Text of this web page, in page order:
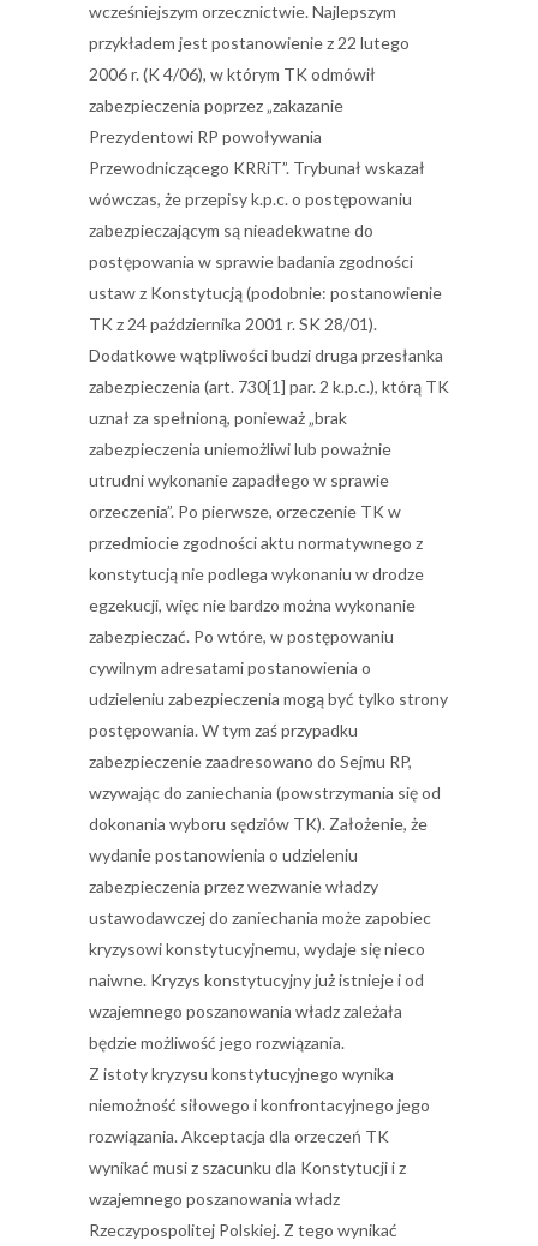
wcześniejszym orzecznictwie. Najlepszym
przykładem jest postanowienie z 22 lutego
2006 r. (K 4/06), w którym TK odmówił
zabezpieczenia poprzez „zakazanie
Prezydentowi RP powoływania
Przewodniczącego KRRiT”. Trybunał wskazał
wówczas, że przepisy k.p.c. o postępowaniu
zabezpieczającym są nieadekwatne do
postępowania w sprawie badania zgodności
ustaw z Konstytucją (podobnie: postanowienie
TK z 24 października 2001 r. SK 28/01).
Dodatkowe wątpliwości budzi druga przesłanka
zabezpieczenia (art. 730[1] par. 2 k.p.c.), którą TK
uznał za spełnioną, ponieważ „brak
zabezpieczenia uniemożliwi lub poważnie
utrudni wykonanie zapadłego w sprawie
orzeczenia”. Po pierwsze, orzeczenie TK w
przedmiocie zgodności aktu normatywnego z
konstytucją nie podlega wykonaniu w drodze
egzekucji, więc nie bardzo można wykonanie
zabezpieczać. Po wtóre, w postępowaniu
cywilnym adresatami postanowienia o
udzieleniu zabezpieczenia mogą być tylko strony
postępowania. W tym zaś przypadku
zabezpieczenie zaadresowano do Sejmu RP,
wzywając do zaniechania (powstrzymania się od
dokonania wyboru sędziów TK). Założenie, że
wydanie postanowienia o udzieleniu
zabezpieczenia przez wezwanie władzy
ustawodawczej do zaniechania może zapobiec
kryzysowi konstytucyjnemu, wydaje się nieco
naiwne. Kryzys konstytucyjny już istnieje i od
wzajemnego poszanowania władz zależała
będzie możliwość jego rozwiązania.
Z istoty kryzysu konstytucyjnego wynika
niemożność siłowego i konfrontacyjnego jego
rozwiązania. Akceptacja dla orzeczeń TK
wynikać musi z szacunku dla Konstytucji i z
wzajemnego poszanowania władz
Rzeczypospolitej Polskiej. Z tego wynikać